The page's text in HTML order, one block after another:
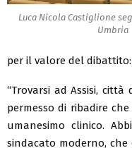
Luca Nicola Castiglione
Umbria
per il valore del dibattito:
“Trovarsi ad Assisi,
permesso di ribadire
umanesimo clinico.
sindacato moderno,